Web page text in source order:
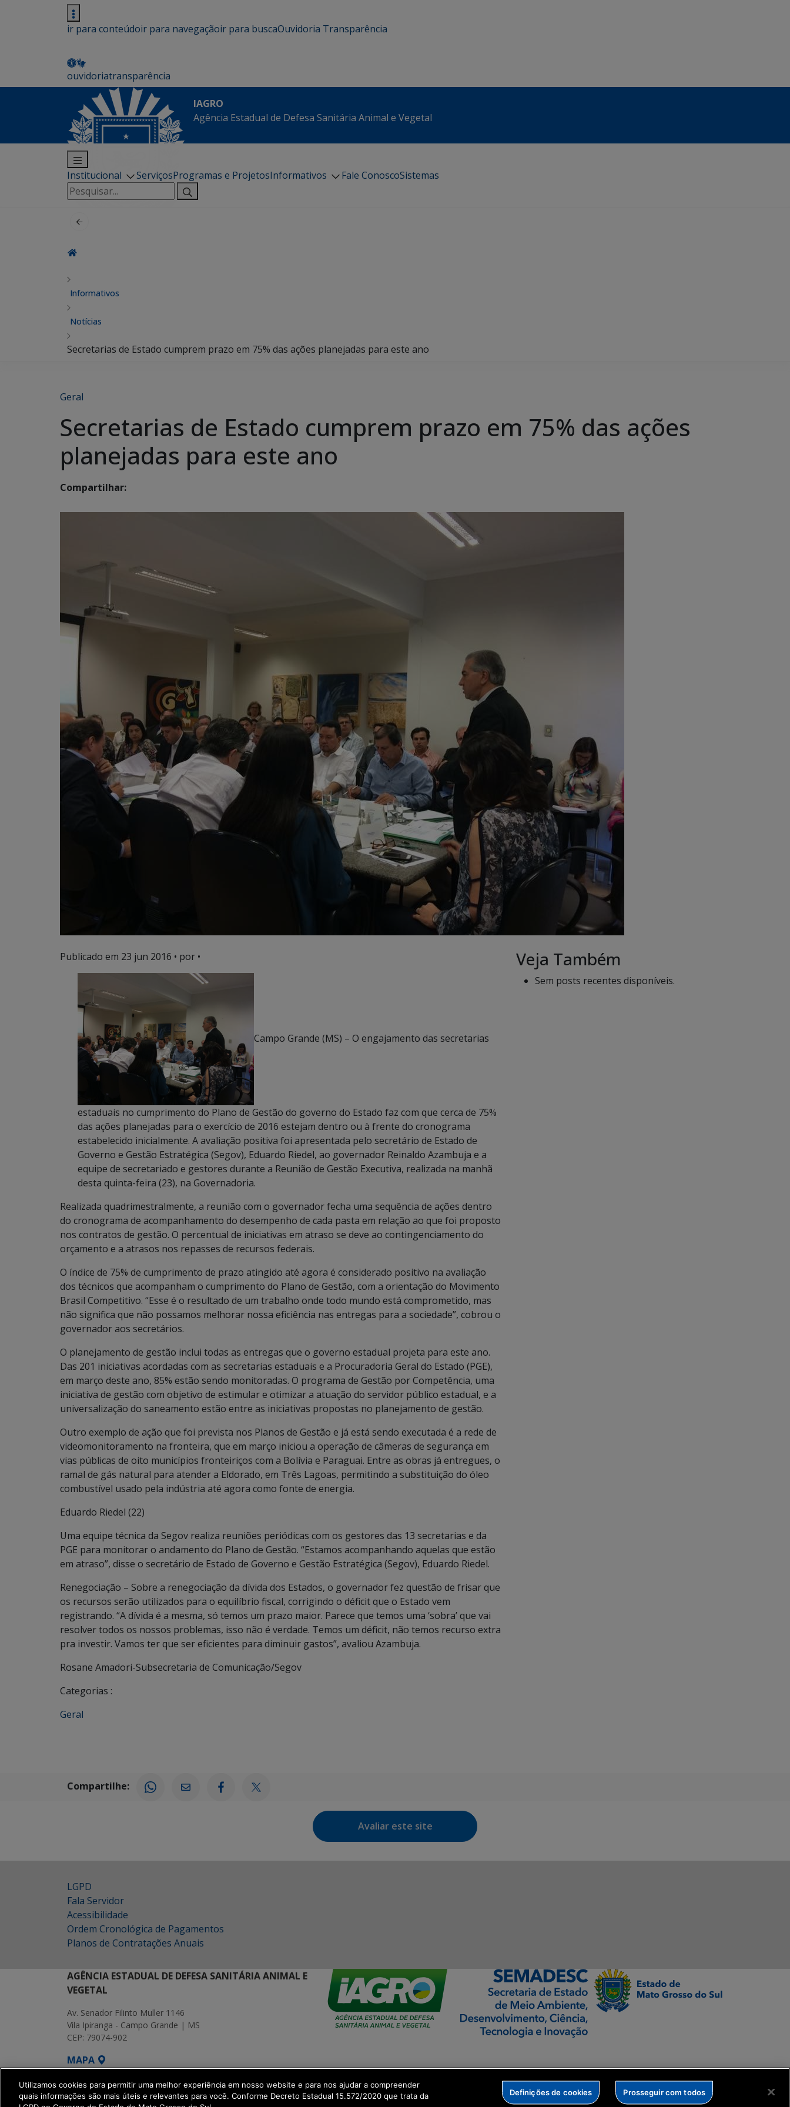
ir para conteúdoir para navegaçãoir para buscaOuvidoria Transparência
ouvidoriatransparência
IAGRO
Agência Estadual de Defesa Sanitária Animal e Vegetal
Institucional ServiçosProgramas e ProjetosInformativos Fale ConoscoSistemas
Pesquisar
por:
Informativos
Notícias
Secretarias de Estado cumprem prazo em 75% das ações planejadas para este ano
Geral
Secretarias de Estado cumprem prazo em 75% das ações
planejadas para este ano
Compartilhar:
Publicado em 23 jun 2016 • por •
Campo Grande (MS) – O engajamento das secretarias
estaduais no cumprimento do Plano de Gestão do governo do Estado faz com que cerca de 75%
das ações planejadas para o exercício de 2016 estejam dentro ou à frente do cronograma
estabelecido inicialmente. A avaliação positiva foi apresentada pelo secretário de Estado de
Governo e Gestão Estratégica (Segov), Eduardo Riedel, ao governador Reinaldo Azambuja e a
equipe de secretariado e gestores durante a Reunião de Gestão Executiva, realizada na manhã
desta quinta-feira (23), na Governadoria.
Realizada quadrimestralmente, a reunião com o governador fecha uma sequência de ações dentro
do cronograma de acompanhamento do desempenho de cada pasta em relação ao que foi proposto
nos contratos de gestão. O percentual de iniciativas em atraso se deve ao contingenciamento do
orçamento e a atrasos nos repasses de recursos federais.
O índice de 75% de cumprimento de prazo atingido até agora é considerado positivo na avaliação
dos técnicos que acompanham o cumprimento do Plano de Gestão, com a orientação do Movimento
Brasil Competitivo. “Esse é o resultado de um trabalho onde todo mundo está comprometido, mas
não significa que não possamos melhorar nossa eficiência nas entregas para a sociedade”, cobrou o
governador aos secretários.
O planejamento de gestão inclui todas as entregas que o governo estadual projeta para este ano.
Das 201 iniciativas acordadas com as secretarias estaduais e a Procuradoria Geral do Estado (PGE),
em março deste ano, 85% estão sendo monitoradas. O programa de Gestão por Competência, uma
iniciativa de gestão com objetivo de estimular e otimizar a atuação do servidor público estadual, e a
universalização do saneamento estão entre as iniciativas propostas no planejamento de gestão.
Outro exemplo de ação que foi prevista nos Planos de Gestão e já está sendo executada é a rede de
videomonitoramento na fronteira, que em março iniciou a operação de câmeras de segurança em
vias públicas de oito municípios fronteiriços com a Bolívia e Paraguai. Entre as obras já entregues, o
ramal de gás natural para atender a Eldorado, em Três Lagoas, permitindo a substituição do óleo
combustível usado pela indústria até agora como fonte de energia.
Eduardo Riedel (22)
Uma equipe técnica da Segov realiza reuniões periódicas com os gestores das 13 secretarias e da
PGE para monitorar o andamento do Plano de Gestão. “Estamos acompanhando aquelas que estão
em atraso”, disse o secretário de Estado de Governo e Gestão Estratégica (Segov), Eduardo Riedel.
Renegociação – Sobre a renegociação da dívida dos Estados, o governador fez questão de frisar que
os recursos serão utilizados para o equilíbrio fiscal, corrigindo o déficit que o Estado vem
registrando. “A dívida é a mesma, só temos um prazo maior. Parece que temos uma ‘sobra’ que vai
resolver todos os nossos problemas, isso não é verdade. Temos um déficit, não temos recurso extra
pra investir. Vamos ter que ser eficientes para diminuir gastos”, avaliou Azambuja.
Rosane Amadori-Subsecretaria de Comunicação/Segov
Categorias :
Geral
Veja Também
Sem posts recentes disponíveis.
Compartilhe:
Avaliar este site
LGPD
Fala Servidor
Acessibilidade
Ordem Cronológica de Pagamentos
Planos de Contratações Anuais
AGÊNCIA ESTADUAL DE DEFESA SANITÁRIA ANIMAL E
VEGETAL
Av. Senador Filinto Muller 1146
Vila Ipiranga - Campo Grande | MS
CEP: 79074-902
MAPA
SETDIG | Secretaria-Executiva de Transformação Digital
Utilizamos cookies para permitir uma melhor experiência em nosso website e para nos ajudar a compreender
quais informações são mais úteis e relevantes para você. Conforme Decreto Estadual 15.572/2020 que trata da
Definições de cookies Prosseguir com todos